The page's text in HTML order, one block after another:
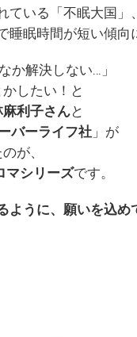
いる「不眠大国」
眠時間が短い傾向
か解決しない…」
したい！と
麻利子さんと
バーライフ社 」が
が、
マシリーズです。
うに、願いを込め